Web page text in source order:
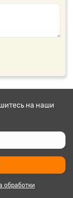
на наши
обработки